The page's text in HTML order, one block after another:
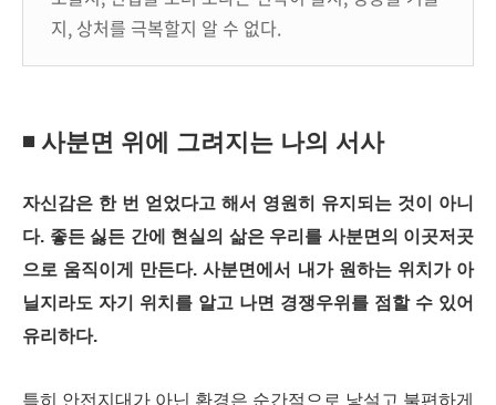
지, 상처를 극복할지 알 수 없다.
◾ 사분면 위에 그려지는 나의 서사
자신감은 한 번 얻었다고 해서 영원히 유지되는 것이 아니
다. 좋든 싫든 간에 현실의 삶은 우리를 사분면의 이곳저곳
으로 움직이게 만든다. 사분면에서 내가 원하는 위치가 아
닐지라도 자기 위치를 알고 나면 경쟁우위를 점할 수 있어
유리하다.
특히 안전지대가 아닌 환경은 순간적으로 낯설고 불편하게